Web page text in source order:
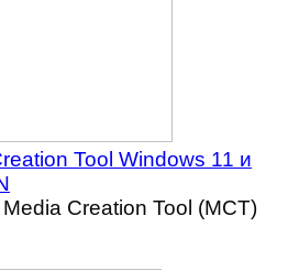
Tool Windows 11 и
Creation Tool (MCT)